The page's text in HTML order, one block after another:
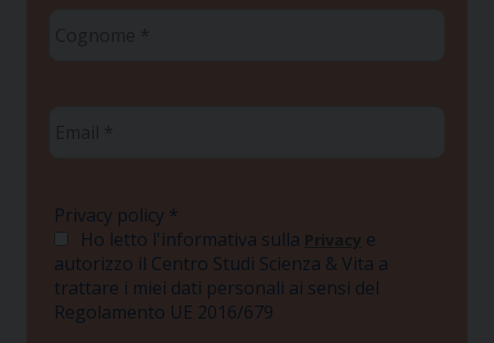
Privacy policy *
Ho letto l'informativa sulla Privacy e
autorizzo il Centro Studi Scienza & Vita a
trattare i miei dati personali ai sensi del
Regolamento UE 2016/679